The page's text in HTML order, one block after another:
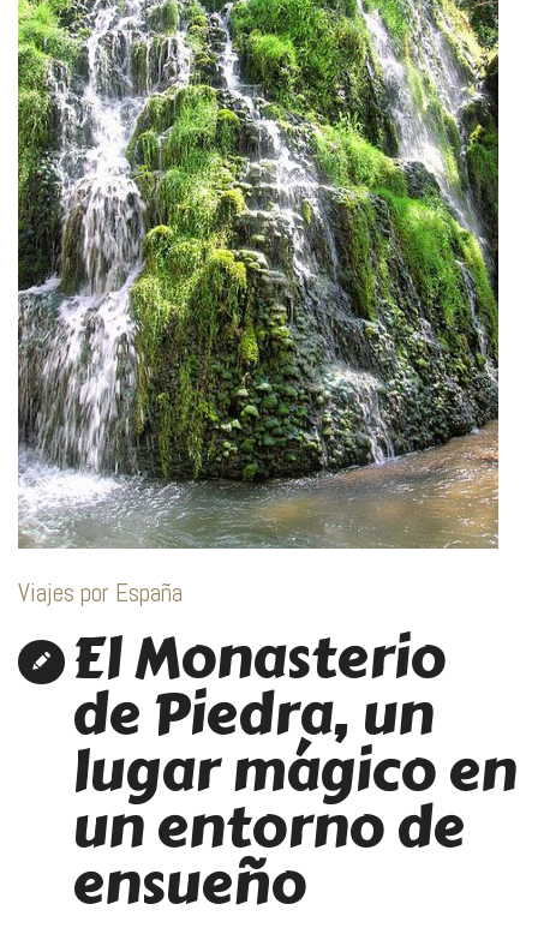
Viajes por España
El Monasterio
de Piedra, un
lugar mágico en
un entorno de
ensueño